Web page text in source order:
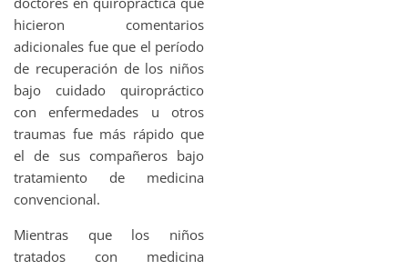
hicieron comentarios
adicionales fue que el período
de recuperación de los niños
bajo cuidado quiropráctico
con enfermedades u otros
traumas fue más rápido que
el de sus compañeros bajo
tratamiento de medicina
convencional.
Mientras que los niños
tratados con medicina